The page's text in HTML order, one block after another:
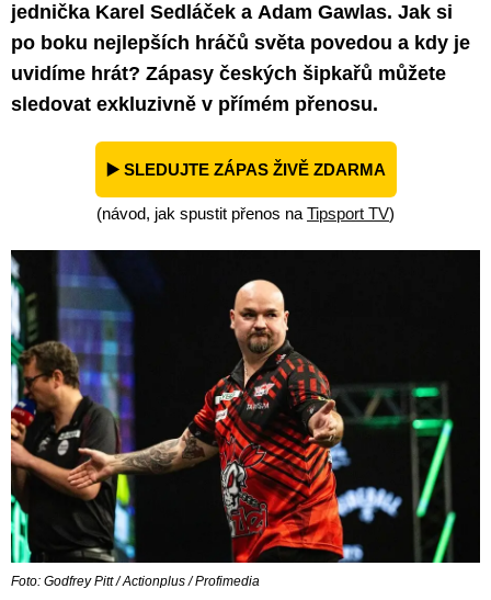
jednička Karel Sedláček a Adam Gawlas. Jak si
po boku nejlepších hráčů světa povedou a kdy je
uvidíme hrát? Zápasy českých šipkařů můžete
sledovat exkluzivně v přímém přenosu.
▶️ SLEDUJTE ZÁPAS ŽIVĚ ZDARMA
(návod, jak spustit přenos na Tipsport TV)
Foto: Godfrey Pitt / Actionplus / Profimedia